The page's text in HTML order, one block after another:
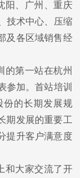
阳、广州、重庆
技术中心、压缩
及各区域销售经
第一站在杭州
参加。首站培训
份的长期发展规
期发展的重要工
提升客户满意度
大家交流了开